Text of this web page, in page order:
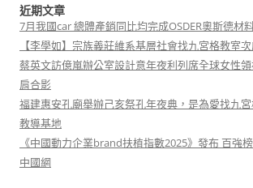
近期文章
7月我國car 總體產銷同比均完成OSDER奧斯德材
【李學如】宗族義莊維系基層社會找九宮格教室
蔡英文訪億嵐辦公室設計意年夜利列席全球女性
肩合影
福建惠安孔廟舉辦己亥祭孔年夜典，是為愛找九
教導基地
《中國動力企業brand扶植指數2025》發布 百強
中國網